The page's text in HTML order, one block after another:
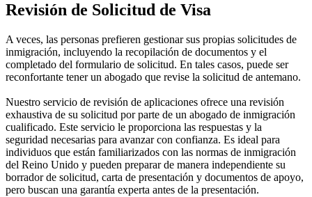
Revisión de Solicitud de Visa
A veces, las personas prefieren gestionar sus propias solicitudes de
inmigración, incluyendo la recopilación de documentos y el
completado del formulario de solicitud. En tales casos, puede ser
reconfortante tener un abogado que revise la solicitud de antemano.
Nuestro servicio de revisión de aplicaciones ofrece una revisión
exhaustiva de su solicitud por parte de un abogado de inmigración
cualificado. Este servicio le proporciona las respuestas y la
seguridad necesarias para avanzar con confianza. Es ideal para
individuos que están familiarizados con las normas de inmigración
del Reino Unido y pueden preparar de manera independiente su
borrador de solicitud, carta de presentación y documentos de apoyo,
pero buscan una garantía experta antes de la presentación.